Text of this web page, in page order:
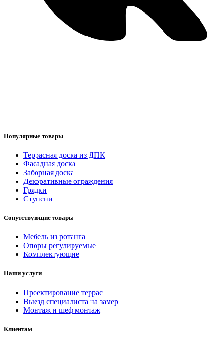
Популярные товары
Террасная доска из ДПК
Фасадная доска
Заборная доска
Декоративные ограждения
Грядки
Ступени
Сопутствующие товары
Мебель из ротанга
Опоры регулируемые
Комплектующие
Наши услуги
Проектирование террас
Выезд специалиста на замер
Монтаж и шеф монтаж
Клиентам